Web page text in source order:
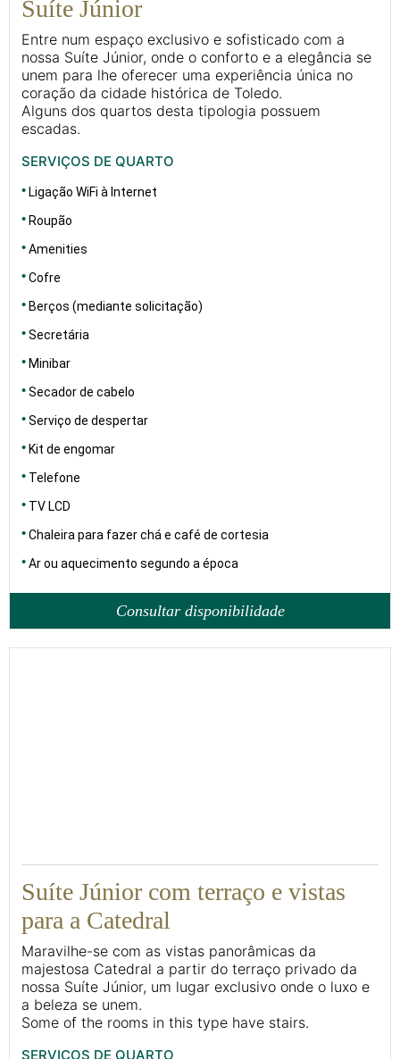
Suíte Júnior
Entre num espaço exclusivo e sofisticado com a
nossa Suíte Júnior, onde o conforto e a elegância se
unem para lhe oferecer uma experiência única no
coração da cidade histórica de Toledo.
Alguns dos quartos desta tipologia possuem
escadas.
SERVIÇOS DE QUARTO
Ligação WiFi à Internet
Roupão
Amenities
Cofre
Berços (mediante solicitação)
Secretária
Minibar
Secador de cabelo
Serviço de despertar
Kit de engomar
Telefone
TV LCD
Chaleira para fazer chá e café de cortesia
Ar ou aquecimento segundo a época
Consultar disponibilidade
Suíte Júnior com terraço e vistas
para a Catedral
Maravilhe-se com as vistas panorâmicas da
majestosa Catedral a partir do terraço privado da
nossa Suíte Júnior, um lugar exclusivo onde o luxo e
a beleza se unem.
Some of the rooms in this type have stairs.
SERVIÇOS DE QUARTO